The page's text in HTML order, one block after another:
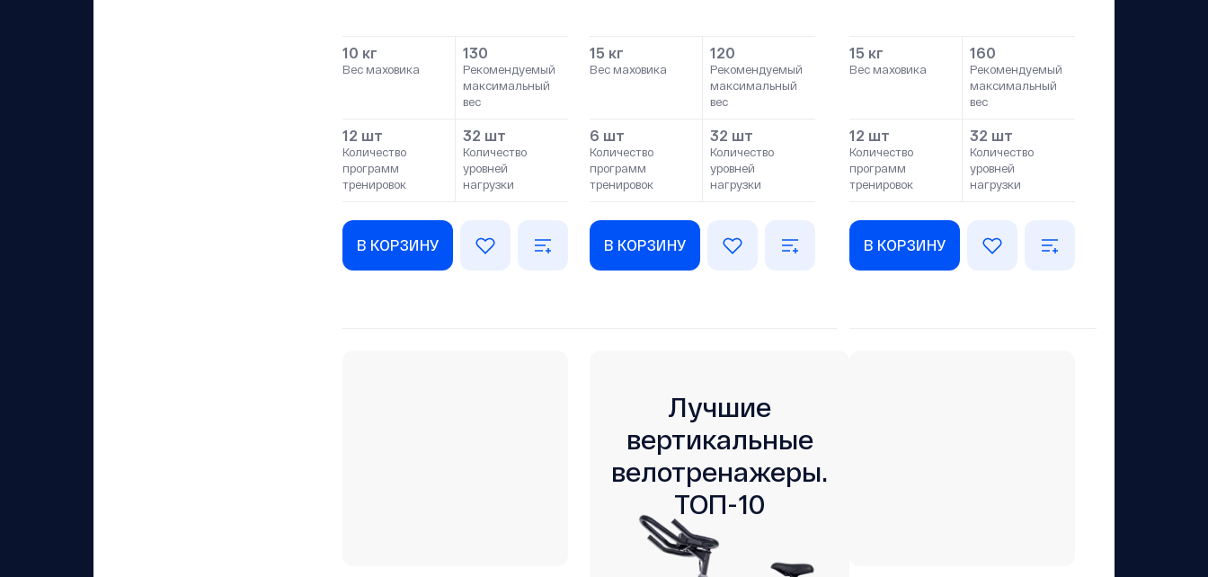
10 кг
Вес маховика
130
Рекомендуемый
максимальный
вес
12 шт
Количество
программ
тренировок
32 шт
Количество
уровней
нагрузки
В КОРЗИНУ
15 кг
Вес маховика
120
Рекомендуемый
максимальный
вес
6 шт
Количество
программ
тренировок
32 шт
Количество
уровней
нагрузки
В КОРЗИНУ
15 кг
Вес маховика
160
Рекомендуемый
максимальный
вес
12 шт
Количество
программ
тренировок
32 шт
Количество
уровней
нагрузки
В КОРЗИНУ
Лучшие
вертикальные
велотренажеры.
ТОП-10